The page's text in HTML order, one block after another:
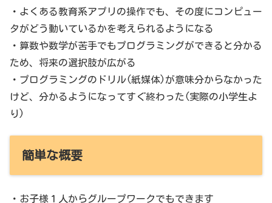
・よくある教育系アプリの操作でも、その度にコンピュー
タがどう動いているかを考えられるようになる
・算数や数学が苦手でもプログラミングができると分かる
ため、将来の選択肢が広がる
・プログラミングのドリル(紙媒体)が意味分からなかった
けど、分かるようになってすぐ終わった(実際の小学生よ
り)
簡単な概要
・お子様１人からグループワークでもできます